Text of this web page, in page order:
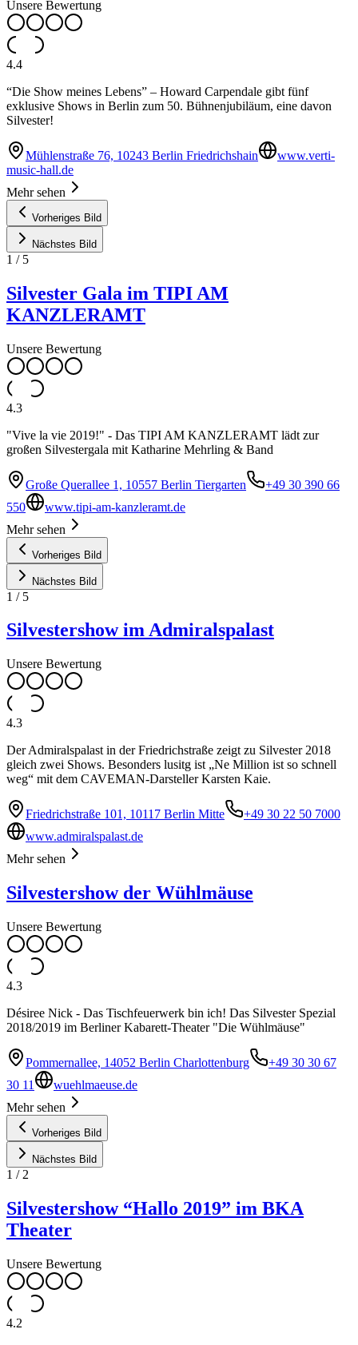
Unsere Bewertung
4.4
“Die Show meines Lebens” – Howard Carpendale gibt fünf
exklusive Shows in Berlin zum 50. Bühnenjubiläum, eine davon
Silvester!
Mühlenstraße 76, 10243 Berlin Friedrichshain
www.verti-
music-hall.de
Mehr sehen
Vorheriges Bild
Nächstes Bild
1 / 5
Silvester Gala im TIPI AM
KANZLERAMT
Unsere Bewertung
4.3
"Vive la vie 2019!" - Das TIPI AM KANZLERAMT lädt zur
großen Silvestergala mit Katharine Mehrling & Band
Große Querallee 1, 10557 Berlin Tiergarten
+49 30 390 66
550
www.tipi-am-kanzleramt.de
Mehr sehen
Vorheriges Bild
Nächstes Bild
1 / 5
Silvestershow im Admiralspalast
Unsere Bewertung
4.3
Der Admiralspalast in der Friedrichstraße zeigt zu Silvester 2018
gleich zwei Shows. Besonders lusitg ist „Ne Million ist so schnell
weg“ mit dem CAVEMAN-Darsteller Karsten Kaie.
Friedrichstraße 101, 10117 Berlin Mitte
+49 30 22 50 7000
www.admiralspalast.de
Mehr sehen
Silvestershow der Wühlmäuse
Unsere Bewertung
4.3
Désiree Nick - Das Tischfeuerwerk bin ich! Das Silvester Spezial
2018/2019 im Berliner Kabarett-Theater "Die Wühlmäuse"
Pommernallee, 14052 Berlin Charlottenburg
+49 30 30 67
30 11
wuehlmaeuse.de
Mehr sehen
Vorheriges Bild
Nächstes Bild
1 / 2
Silvestershow “Hallo 2019” im BKA
Theater
Unsere Bewertung
4.2